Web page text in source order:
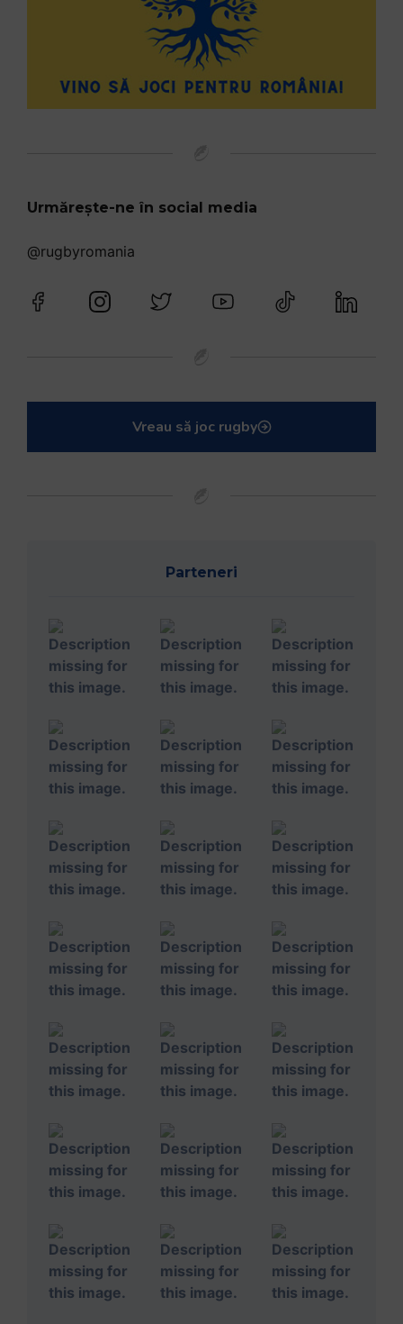
Urmărește-ne în social media
@rugbyromania
Vreau să joc rugby
Parteneri